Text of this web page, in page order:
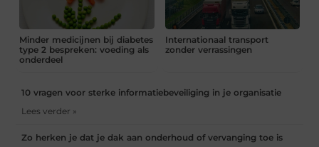
Minder medicijnen bij diabetes
type 2 bespreken: voeding als
onderdeel
Internationaal transport
zonder verrassingen
10 vragen voor sterke informatiebeveiliging in je organisatie
Lees verder »
Zo herken je dat je dak aan onderhoud of vervanging toe is